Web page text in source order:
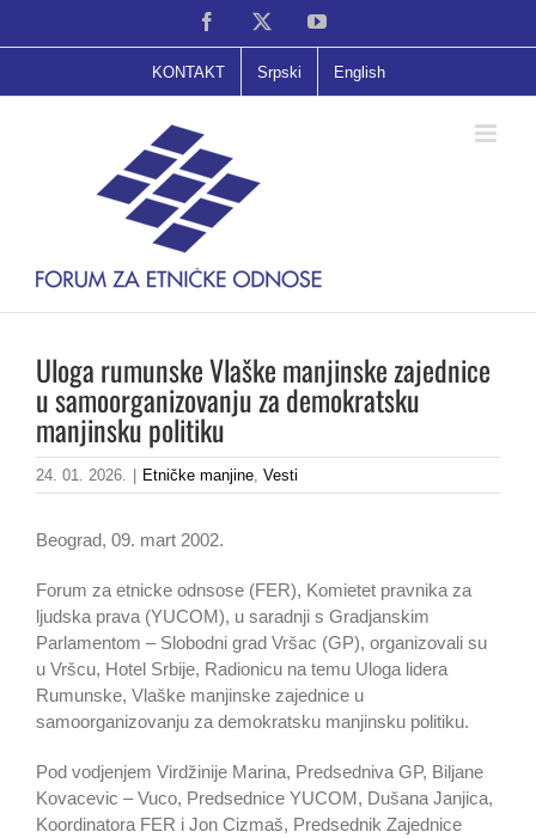
Facebook YouTube
KONTAKT Srpski English
Uloga rumunske Vlaške manjinske zajednice
u samoorganizovanju za demokratsku
manjinsku politiku
24. 01. 2026. Etničke manjine, Vesti
Beograd, 09. mart 2002.
Forum za etnicke odnsose (FER), Komietet pravnika za
ljudska prava (YUCOM), u saradnji s Gradjanskim
Parlamentom – Slobodni grad Vršac (GP), organizovali su
u Vršcu, Hotel Srbije, Radionicu na temu Uloga lidera
Rumunske, Vlaške manjinske zajednice u
samoorganizovanju za demokratsku manjinsku politiku.
Pod vodjenjem Virdžinije Marina, Predsedniva GP, Biljane
Kovacevic – Vuco, Predsednice YUCOM, Dušana Janjica,
Koordinatora FER i Jon Cizmaš, Predsednik Zajednice